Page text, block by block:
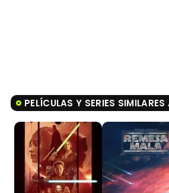
PELÍCULAS Y SERIES